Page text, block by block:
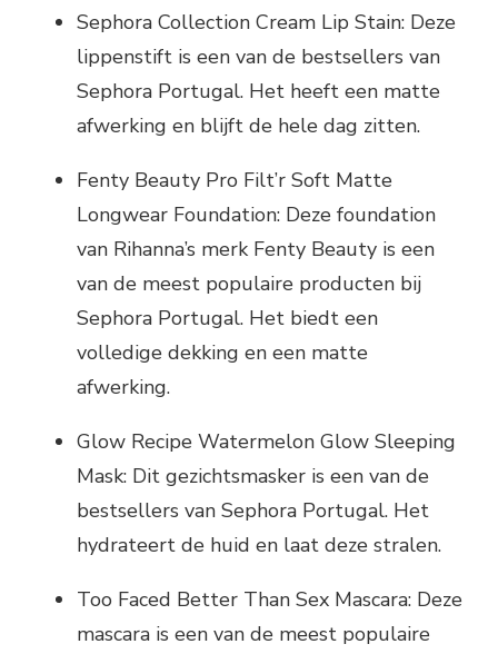
Sephora Collection Cream Lip Stain: Deze
lippenstift is een van de bestsellers van
Sephora Portugal. Het heeft een matte
afwerking en blijft de hele dag zitten.
Fenty Beauty Pro Filt’r Soft Matte
Longwear Foundation: Deze foundation
van Rihanna’s merk Fenty Beauty is een
van de meest populaire producten bij
Sephora Portugal. Het biedt een
volledige dekking en een matte
afwerking.
Glow Recipe Watermelon Glow Sleeping
Mask: Dit gezichtsmasker is een van de
bestsellers van Sephora Portugal. Het
hydrateert de huid en laat deze stralen.
Too Faced Better Than Sex Mascara: Deze
mascara is een van de meest populaire